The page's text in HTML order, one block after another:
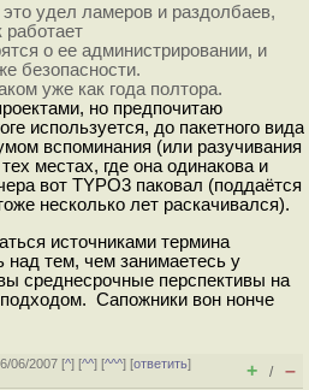
это удел ламеров и раздолбаев,
работает
о ее администрировании, и
безопасности.
уже как года полтора.
но предпочитаю
используется, до пакетного вида
вспоминания (или разучивания
местах, где она одинакова и
вот TYPO3 паковал (поддаётся
несколько лет раскачивался).
источниками термина
над тем, чем занимаетесь у
среднесрочные перспективы на
Сапожники вон нонче
06/2007 [^] [^^] [^^^] [ответить]
+ / –